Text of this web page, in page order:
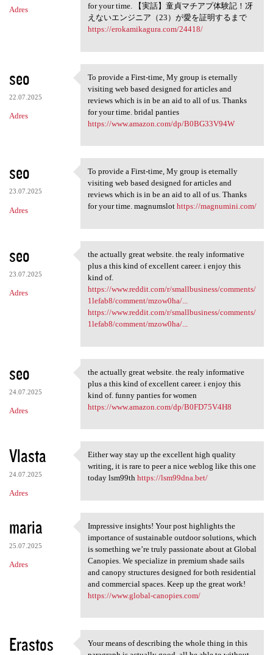
Adres
for your time. 【実話】童貞マチアプ体験記！冴
えないエンジニア（23）が愛を証明するまで
https://erokamikagura.com/24418/
seo
22.07.2025
Adres
To provide a First-time, My
To provide a First-time, My group is eternally
visiting web based designed for articles and
reviews which is in be an aid to all of us. Thanks
for your time. bridal panties
https://www.amazon.com/dp/B0BG33V94W
seo
23.07.2025
Adres
To provide a First-time, My
To provide a First-time, My group is eternally
visiting web based designed for articles and
reviews which is in be an aid to all of us. Thanks
for your time. magnumslot https://magnumini.com/
seo
23.07.2025
Adres
the actually great website.
the actually great website. the realy informative
plus a this kind of excellent career. i enjoy this
kind of.
https://www.reddit.com/r/smallbusiness/comments/
1lefab8/comment/mzow0ha/...
https://www.reddit.com/r/smallbusiness/comments/
1lefab8/comment/mzow0ha/...
seo
24.07.2025
Adres
the actually great website.
the actually great website. the realy informative
plus a this kind of excellent career. i enjoy this
kind of. funny panties for women
https://www.amazon.com/dp/B0FD75V4H8
Vlasta
24.07.2025
Adres
Either way stay up the
Either way stay up the excellent high quality
writing, it is rare to peer a nice weblog like this one
today lsm99th https://lsm99dna.bet/
maria
25.07.2025
Adres
Impressive insights! Your
Impressive insights! Your post highlights the
importance of sustainable outdoor solutions, which
is something we’re truly passionate about at Global
Canopies. We specialize in premium shade sails
and canopy structures designed for both residential
and commercial spaces. Keep up the great work!
https://www.global-canopies.com/
Erastos
Your means of describing the whole thing in this